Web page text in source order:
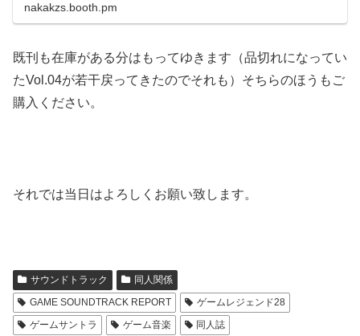
nakakzs.booth.pm
既刊も在庫がある分はもってゆきます（品切れになってい
たVol.04が若干戻ってきたのでそれも）そちらのほうもご
購入ください。
それでは当日はよろしくお願い致します。
サウンドトラック
同人関係
GAME SOUNDTRACK REPORT
ゲームレジェンド28
ゲームサントラ
ゲーム音楽 同人誌